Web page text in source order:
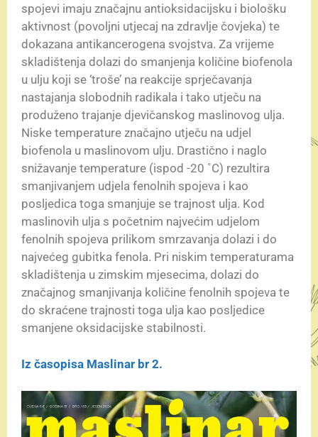
spojevi imaju značajnu antioksidacijsku i biološku
aktivnost (povoljni utjecaj na zdravlje čovjeka) te
dokazana antikancerogena svojstva. Za vrijeme
skladištenja dolazi do smanjenja količine biofenola
u ulju koji se ‘troše’ na reakcije sprječavanja
nastajanja slobodnih radikala i tako utječu na
produženo trajanje djevičanskog maslinovog ulja.
Niske temperature značajno utječu na udjel
biofenola u maslinovom ulju. Drastično i naglo
snižavanje temperature (ispod -20 ˚C) rezultira
smanjivanjem udjela fenolnih spojeva i kao
posljedica toga smanjuje se trajnost ulja. Kod
maslinovih ulja s početnim najvećim udjelom
fenolnih spojeva prilikom smrzavanja dolazi i do
najvećeg gubitka fenola. Pri niskim temperaturama
skladištenja u zimskim mjesecima, dolazi do
značajnog smanjivanja količine fenolnih spojeva te
do skraćene trajnosti toga ulja kao posljedice
smanjene oksidacijske stabilnosti.
Iz časopisa Maslinar br 2.